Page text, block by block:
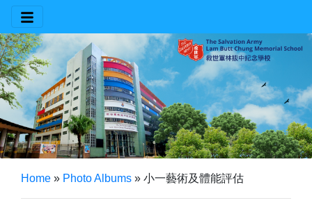
Home » Photo Albums » 小一藝術及體能評估